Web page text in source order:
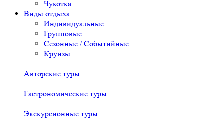
Чукотка
Виды отдыха
Индивидуальные
Групповые
Сезонные / Событийные
Круизы
Авторские туры
Гастрономические туры
Экскурсионные туры